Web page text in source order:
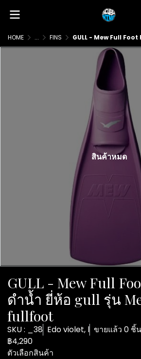
HOME ... FINS GULL - Mew Full Foot Fins ฟินด
สินค้าหมด
GULL - Mew Full
ดำน้ำ ยี่ห้อ gull รุ่น
fullfoot
SKU : _38 Edo violet, l ขายแล้ว 0 ชิ้น
฿4,290
ตัวเลือกสินค้า